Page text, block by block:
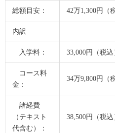
総額目安： 42万1,300円（
内訳
入学料： 33,000円（税込
コース料
金：
34万9,800円（
諸経費
（テキスト
代含む）：
38,500円（税込